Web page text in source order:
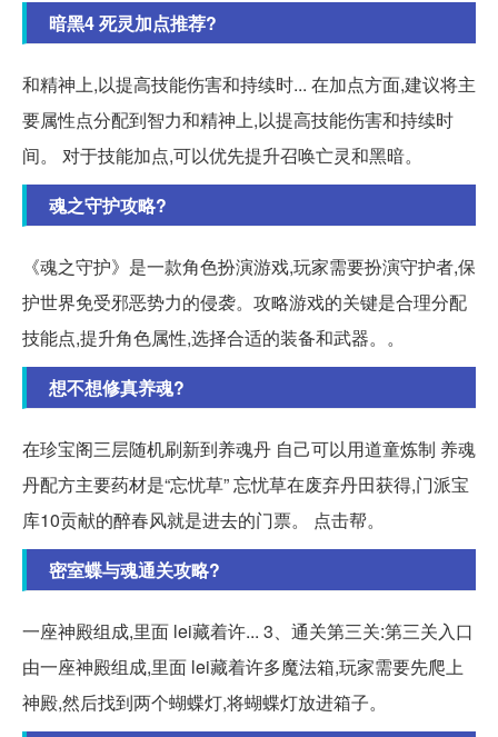
暗黑4 死灵加点推荐?
和精神上,以提高技能伤害和持续时... 在加点方面,建议将主
要属性点分配到智力和精神上,以提高技能伤害和持续时
间。 对于技能加点,可以优先提升召唤亡灵和黑暗。
魂之守护攻略?
《魂之守护》是一款角色扮演游戏,玩家需要扮演守护者,保
护世界免受邪恶势力的侵袭。攻略游戏的关键是合理分配
技能点,提升角色属性,选择合适的装备和武器。。
想不想修真养魂?
在珍宝阁三层随机刷新到养魂丹 自己可以用道童炼制 养魂
丹配方主要药材是“忘忧草” 忘忧草在废弃丹田获得,门派宝
库10贡献的醉春风就是进去的门票。 点击帮。
密室蝶与魂通关攻略?
一座神殿组成,里面 lei藏着许... 3、通关第三关:第三关入口
由一座神殿组成,里面 lei藏着许多魔法箱,玩家需要先爬上
神殿,然后找到两个蝴蝶灯,将蝴蝶灯放进箱子。